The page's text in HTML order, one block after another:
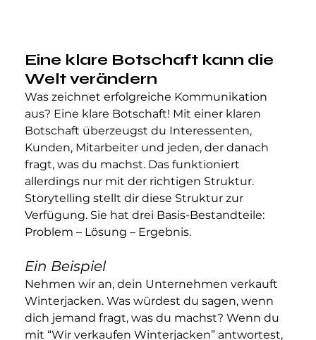
Eine klare Botschaft kann die
Welt verändern
Was zeichnet erfolgreiche Kommunikation
aus? Eine klare Botschaft! Mit einer klaren
Botschaft überzeugst du Interessenten,
Kunden, Mitarbeiter und jeden, der danach
fragt, was du machst. Das funktioniert
allerdings nur mit der richtigen Struktur.
Storytelling stellt dir diese Struktur zur
Verfügung. Sie hat drei Basis-Bestandteile:
Problem – Lösung – Ergebnis.
Ein Beispiel
Nehmen wir an, dein Unternehmen verkauft
Winterjacken. Was würdest du sagen, wenn
dich jemand fragt, was du machst? Wenn du
mit “Wir verkaufen Winterjacken” antwortest,